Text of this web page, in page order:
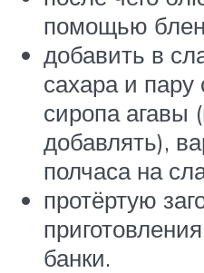
помощью
добавить в
сахара и
сиропа агавы
добавлять),
полчаса на
протёртую
банки.